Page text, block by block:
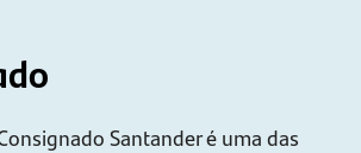
Santander é uma das